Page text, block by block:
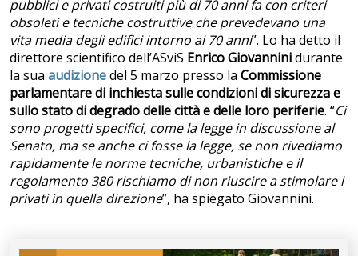
pubblici e privati costruiti più di 70 anni fa con criteri
obsoleti e tecniche costruttive che prevedevano una
vita media degli edifici intorno ai 70 anni”. Lo ha detto il
direttore scientifico dell’ASviS Enrico Giovanninidurante
la sua audizionedel 5 marzo presso la Commissione
parlamentare di inchiesta sulle condizioni di sicurezza e
sullo stato di degrado delle città e delle loro periferie. “Ci
sono progetti specifici, come la legge in discussione al
Senato, ma se anche ci fosse la legge, se non rivediamo
rapidamente le norme tecniche, urbanistiche e il
regolamento 380 rischiamo di non riuscire a stimolare i
privati in quella direzione”, ha spiegato Giovannini.